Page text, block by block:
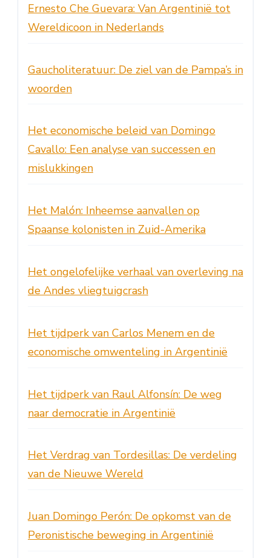
Ernesto Che Guevara: Van Argentinië tot
Wereldicoon in Nederlands
Gaucholiteratuur: De ziel van de Pampa’s in
woorden
Het economische beleid van Domingo
Cavallo: Een analyse van successen en
mislukkingen
Het Malón: Inheemse aanvallen op
Spaanse kolonisten in Zuid-Amerika
Het ongelofelijke verhaal van overleving na
de Andes vliegtuigcrash
Het tijdperk van Carlos Menem en de
economische omwenteling in Argentinië
Het tijdperk van Raul Alfonsín: De weg
naar democratie in Argentinië
Het Verdrag van Tordesillas: De verdeling
van de Nieuwe Wereld
Juan Domingo Perón: De opkomst van de
Peronistische beweging in Argentinië